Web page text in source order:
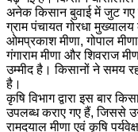
अनेक किसान बुवाई में जुट गए
ग्राम पंचायत गोरधा मुख्यालय
ओमप्रकाश मीणा, गोपाल
गंगाराम मीणा और शिवराज
उम्मीद है। किसानों ने समय
है।
कृषि विभाग द्वारा इस बार
उपलब्ध कराए गए हैं, जिससे
रामदयाल मीणा एवं कृषि